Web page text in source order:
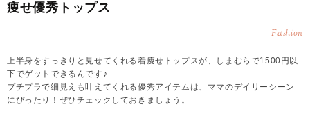
痩せ優秀トップス
Fashion
上半身をすっきりと見せてくれる着痩せトップスが、しまむらで1500円以
下でゲットできるんです♪
プチプラで細見えも叶えてくれる優秀アイテムは、ママのデイリーシーン
にぴったり！ぜひチェックしておきましょう。